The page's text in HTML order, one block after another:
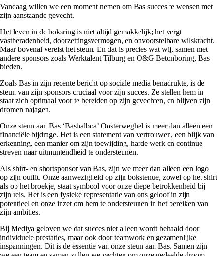
Vandaag willen we een moment nemen om Bas succes te wensen met
zijn aanstaande gevecht.
Het leven in de boksring is niet altijd gemakkelijk; het vergt
vastberadenheid, doorzettingsvermogen, en onvoorstelbare wilskracht.
Maar bovenal vereist het steun. En dat is precies wat wij, samen met
andere sponsors zoals Werktalent Tilburg en O&G Betonboring, Bas
bieden.
Zoals Bas in zijn recente bericht op sociale media benadrukte, is de
steun van zijn sponsors cruciaal voor zijn succes. Ze stellen hem in
staat zich optimaal voor te bereiden op zijn gevechten, en blijven zijn
dromen najagen.
Onze steun aan Bas ‘Basbalboa’ Oosterweghel is meer dan alleen een
financiële bijdrage. Het is een statement van vertrouwen, een blijk van
erkenning, een manier om zijn toewijding, harde werk en continue
streven naar uitmuntendheid te ondersteunen.
Als shirt- en shortsponsor van Bas, zijn we meer dan alleen een logo
op zijn outfit. Onze aanwezigheid op zijn bokstenue, zowel op het shirt
als op het broekje, staat symbool voor onze diepe betrokkenheid bij
zijn reis. Het is een fysieke representatie van ons geloof in zijn
potentieel en onze inzet om hem te ondersteunen in het bereiken van
zijn ambities.
Bij Mediya geloven we dat succes niet alleen wordt behaald door
individuele prestaties, maar ook door teamwork en gezamenlijke
inspanningen. Dit is de essentie van onze steun aan Bas. Samen zijn